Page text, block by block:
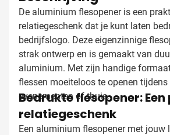
De aluminium flesopener is een
relatiegeschenk dat je kunt laten
bedrijfslogo. Deze eigenzinnige
strak ontwerp en is gemaakt van
aluminium. Met zijn handige
flessen moeiteloos te openen tijdens
evenementen of thuis.
Bedrukte flesopener:
relatiegeschenk
Een aluminium flesopener met jouw